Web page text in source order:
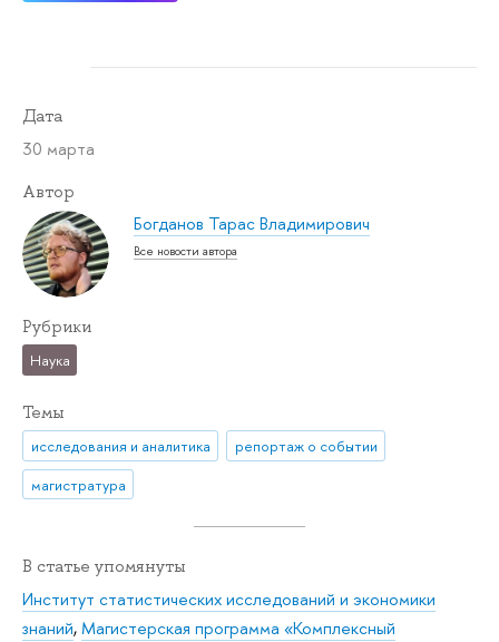
Дата
30 марта
Автор
Богданов Тарас Владимирович
Все новости автора
Рубрики
Наука
Темы
исследования и аналитика
репортаж о событии
магистратура
В статье упомянуты
Институт статистических исследований и экономики
знаний,Магистерская программа «Комплексный